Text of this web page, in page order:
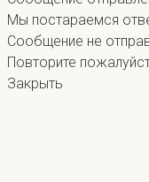
Мы постараемся
Сообщение не
Повторите
Закрыть